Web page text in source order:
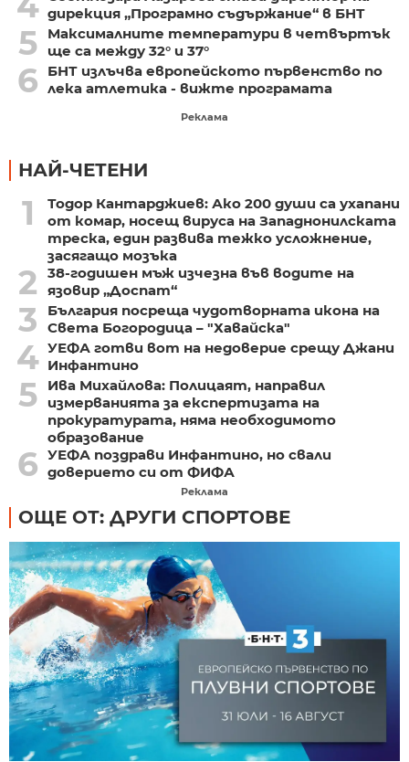
дирекция „Програмно съдържание“ в БНТ
5
Максималните температури в четвъртък
ще са между 32° и 37°
6
БНТ излъчва европейското първенство по
лека атлетика - вижте програмата
Реклама
НАЙ-ЧЕТЕНИ
1
Тодор Кантарджиев: Ако 200 души са ухапани
от комар, носещ вируса на Западнонилската
треска, един развива тежко усложнение,
засягащо мозъка
2
38-годишен мъж изчезна във водите на
язовир „Доспат“
3
България посреща чудотворната икона на
Света Богородица – "Хавайска"
4 УЕФА готви вот на недоверие срещу Джани
Инфантино
5
Ива Михайлова: Полицаят, направил
измерванията за експертизата на
прокуратурата, няма необходимото
образование
6 УЕФА поздрави Инфантино, но свали
доверието си от ФИФА
Реклама
ОЩЕ ОТ: ДРУГИ СПОРТОВЕ